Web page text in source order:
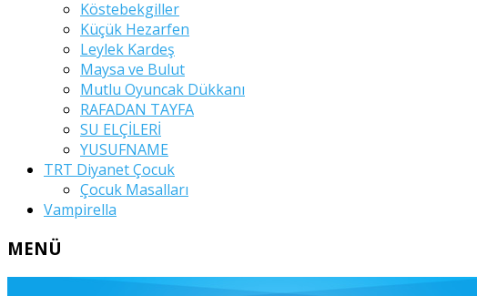
Köstebekgiller
Küçük Hezarfen
Leylek Kardeş
Maysa ve Bulut
Mutlu Oyuncak Dükkanı
RAFADAN TAYFA
SU ELÇİLERİ
YUSUFNAME
TRT Diyanet Çocuk
Çocuk Masalları
Vampirella
MENÜ